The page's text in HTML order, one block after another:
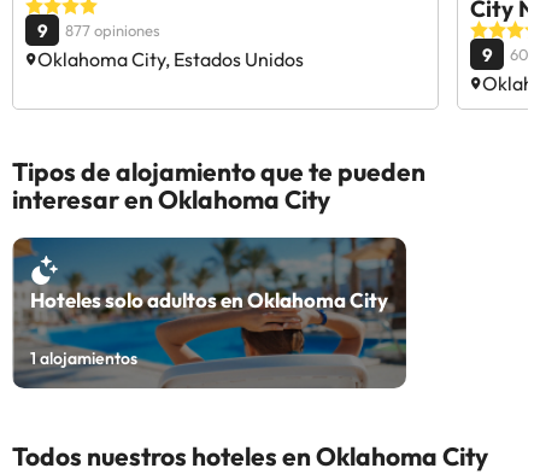
9 877 opiniones
Oklahoma City, Estados Unidos
City
9 606
Tipos de alojamiento que te pueden
interesar en Oklahoma City
Hoteles solo adultos en Oklahoma City
1alojamientos
Todos nuestros hoteles en Oklahoma City